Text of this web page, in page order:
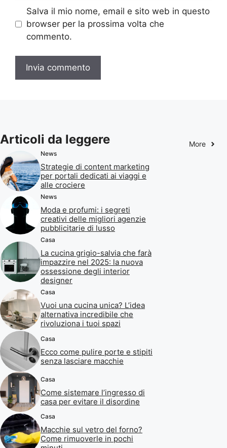
Salva il mio nome, email e sito web in questo
browser per la prossima volta che
commento.
Articoli da leggere More
News
Strategie di content marketing
per portali dedicati ai viaggi e
alle crociere
News
Moda e profumi: i segreti
creativi delle migliori agenzie
pubblicitarie di lusso
Casa
La cucina grigio-salvia che farà
impazzire nel 2025: la nuova
ossessione degli interior
designer
Casa
Vuoi una cucina unica? L’idea
alternativa incredibile che
rivoluziona i tuoi spazi
Casa
Ecco come pulire porte e stipiti
senza lasciare macchie
Casa
Come sistemare l’ingresso di
casa per evitare il disordine
Casa
Macchie sul vetro del forno?
Come rimuoverle in pochi